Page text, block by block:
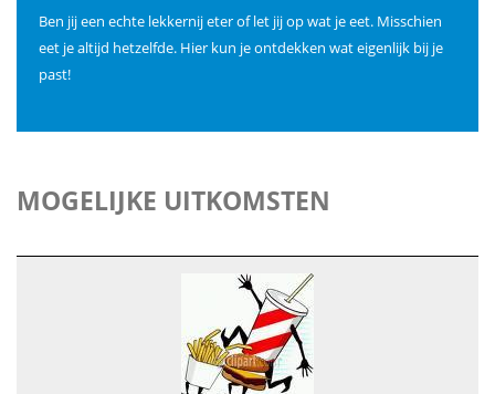
Ben jij een echte lekkernij eter of let jij op wat je eet. Misschien
eet je altijd hetzelfde. Hier kun je ontdekken wat eigenlijk bij je
past!
MOGELIJKE UITKOMSTEN